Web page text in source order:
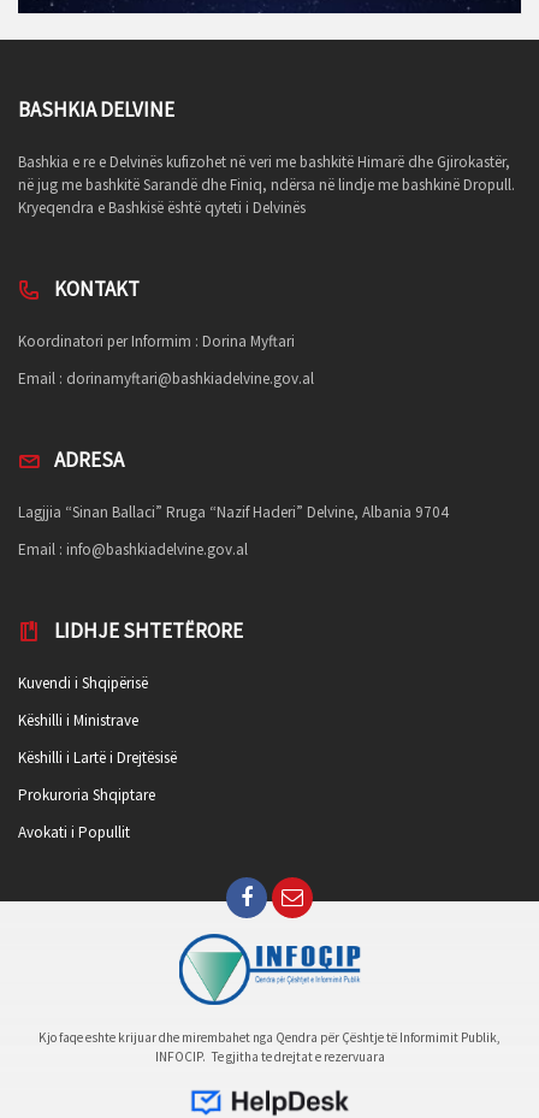
BASHKIA DELVINE
Bashkia e re e Delvinës kufizohet në veri me bashkitë Himarë dhe Gjirokastër,
në jug me bashkitë Sarandë dhe Finiq, ndërsa në lindje me bashkinë Dropull.
Kryeqendra e Bashkisë është qyteti i Delvinës
KONTAKT
Koordinatori per Informim : Dorina Myftari
Email : dorinamyftari@bashkiadelvine.gov.al
ADRESA
Lagjjia “Sinan Ballaci” Rruga “Nazif Haderi” Delvine, Albania 9704
Email : info@bashkiadelvine.gov.al
LIDHJE SHTETËRORE
Kuvendi i Shqipërisë
Këshilli i Ministrave
Këshilli i Lartë i Drejtësisë
Prokuroria Shqiptare
Avokati i Popullit
Kjo faqe eshte krijuar dhe mirembahet nga Qendra për Çështje të Informimit Publik,
INFOCIP. Te gjitha te drejtat e rezervuara